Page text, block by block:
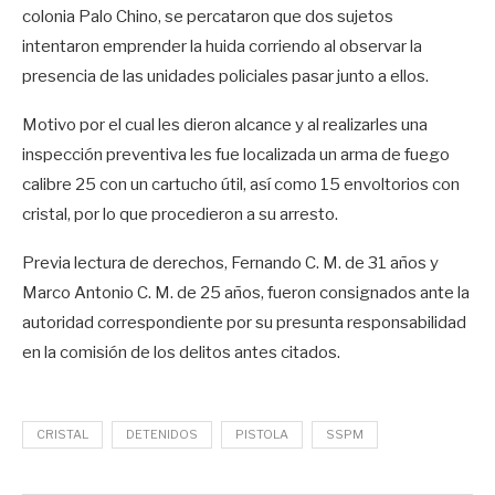
colonia Palo Chino, se percataron que dos sujetos
intentaron emprender la huida corriendo al observar la
presencia de las unidades policiales pasar junto a ellos.
Motivo por el cual les dieron alcance y al realizarles una
inspección preventiva les fue localizada un arma de fuego
calibre 25 con un cartucho útil, así como 15 envoltorios con
cristal, por lo que procedieron a su arresto.
Previa lectura de derechos, Fernando C. M. de 31 años y
Marco Antonio C. M. de 25 años, fueron consignados ante la
autoridad correspondiente por su presunta responsabilidad
en la comisión de los delitos antes citados.
CRISTAL DETENIDOS PISTOLA SSPM